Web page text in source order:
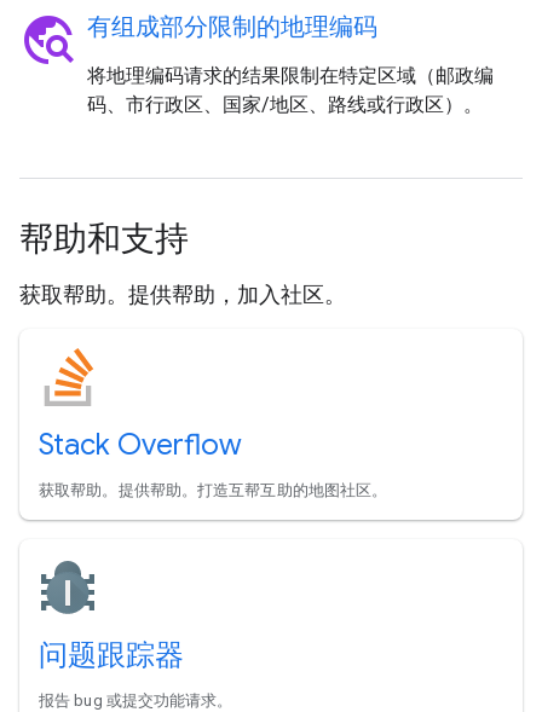
travel_explore 有组成部分限制的地理编码
将地理编码请求的结果限制在特定区域（邮政编
码、市行政区、国家/地区、路线或行政区）。
帮助和支持
获取帮助。提供帮助，加入社区。
Stack Overflow
获取帮助。提供帮助。打造互帮互助的地图社区。
问题跟踪器
报告 bug 或提交功能请求。